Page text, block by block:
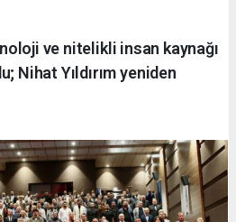
ve nitelikli insan kaynağı
Nihat Yıldırım yeniden